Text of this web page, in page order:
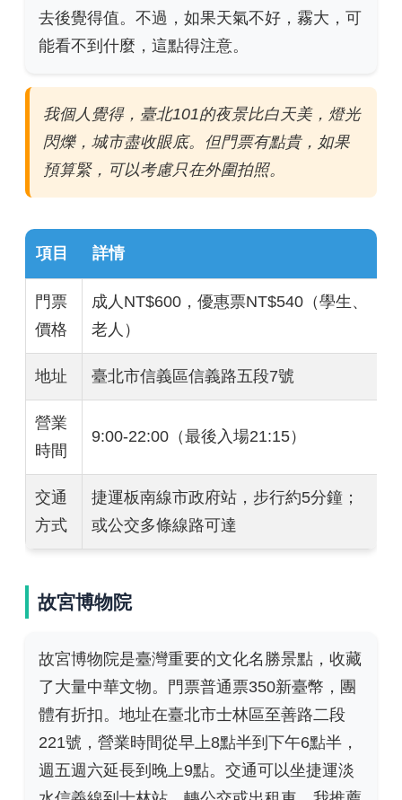
去後覺得值。不過，如果天氣不好，霧大，可
能看不到什麼，這點得注意。
我個人覺得，臺北101的夜景比白天美，燈光
閃爍，城市盡收眼底。但門票有點貴，如果
預算緊，可以考慮只在外圍拍照。
項目 詳情
門票
價格
成人NT$600，優惠票NT$540（學生、
老人）
地址 臺北市信義區信義路五段7號
營業
時間
9:00-22:00（最後入場21:15）
交通
方式
捷運板南線市政府站，步行約5分鐘；
或公交多條線路可達
故宮博物院
故宮博物院是臺灣重要的文化名勝景點，收藏
了大量中華文物。門票普通票350新臺幣，團
體有折扣。地址在臺北市士林區至善路二段
221號，營業時間從早上8點半到下午6點半，
週五週六延長到晚上9點。交通可以坐捷運淡